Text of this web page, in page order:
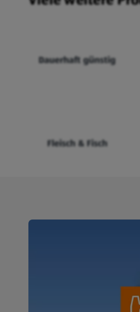
Dauerhaft günstig
Fleisch & Fisch